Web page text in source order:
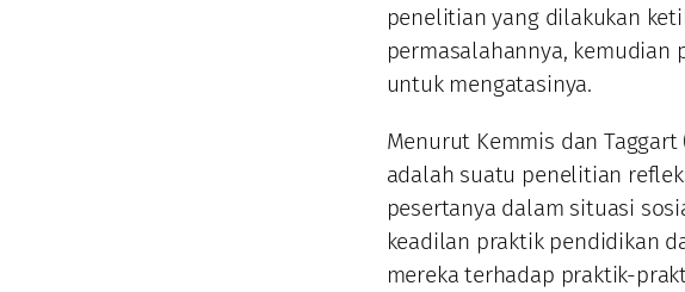
penelitian yang dilakukan
permasalahannya,
untuk mengatasinya.
Menurut Kemmis dan
adalah suatu penelitian
pesertanya dalam situasi
keadilan praktik pendidikan
mereka terhadap praktik-